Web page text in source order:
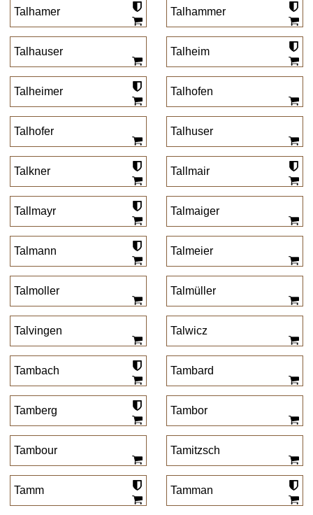
Talhamer Talhammer
Talhauser Talheim
Talheimer Talhofen
Talhofer Talhuser
Talkner Tallmair
Tallmayr Talmaiger
Talmann Talmeier
Talmoller Talmüller
Talvingen Talwicz
Tambach Tambard
Tamberg Tambor
Tambour Tamitzsch
Tamm Tamman